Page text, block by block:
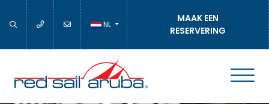
NL
MAAK EEN
RESERVERING